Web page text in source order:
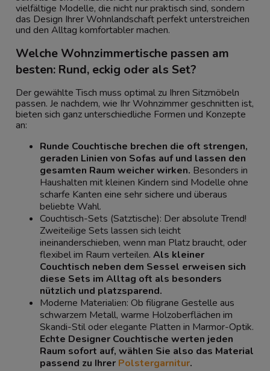
vielfältige Modelle, die nicht nur praktisch sind, sondern
das Design Ihrer Wohnlandschaft perfekt unterstreichen
und den Alltag komfortabler machen.
Welche Wohnzimmertische passen am
besten: Rund, eckig oder als Set?
Der gewählte Tisch muss optimal zu Ihren Sitzmöbeln
passen. Je nachdem, wie Ihr Wohnzimmer geschnitten ist,
bieten sich ganz unterschiedliche Formen und Konzepte
an:
Runde Couchtische brechen die oft strengen,
geraden Linien von Sofas auf und lassen den
gesamten Raum weicher wirken. Besonders in
Haushalten mit kleinen Kindern sind Modelle ohne
scharfe Kanten eine sehr sichere und überaus
beliebte Wahl.
Couchtisch-Sets (Satztische): Der absolute Trend!
Zweiteilige Sets lassen sich leicht
ineinanderschieben, wenn man Platz braucht, oder
flexibel im Raum verteilen. Als kleiner
Couchtisch neben dem Sessel erweisen sich
diese Sets im Alltag oft als besonders
nützlich und platzsparend.
Moderne Materialien: Ob filigrane Gestelle aus
schwarzem Metall, warme Holzoberflächen im
Skandi-Stil oder elegante Platten in Marmor-Optik.
Echte Designer Couchtische werten jeden
Raum sofort auf, wählen Sie also das Material
passend zu Ihrer Polstergarnitur.